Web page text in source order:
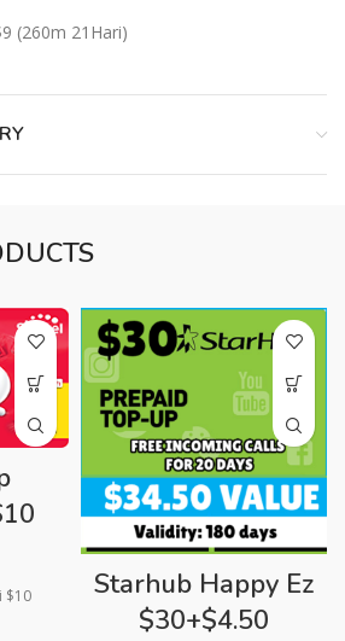
(260m 21Hari)
$10
Starhub Happy Ez
$30+$4.50